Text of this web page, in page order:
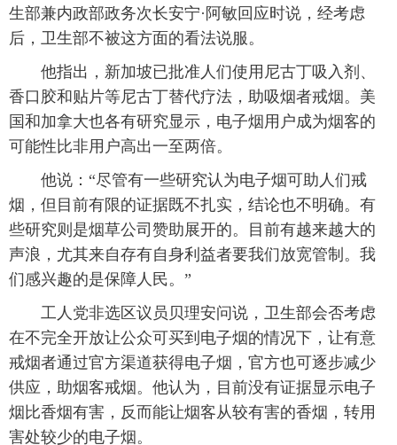
生部兼内政部政务次长安宁·阿敏回应时说，经考虑
后，卫生部不被这方面的看法说服。
他指出，新加坡已批准人们使用尼古丁吸入剂、
香口胶和贴片等尼古丁替代疗法，助吸烟者戒烟。美
国和加拿大也各有研究显示，电子烟用户成为烟客的
可能性比非用户高出一至两倍。
他说：“尽管有一些研究认为电子烟可助人们戒
烟，但目前有限的证据既不扎实，结论也不明确。有
些研究则是烟草公司赞助展开的。目前有越来越大的
声浪，尤其来自存有自身利益者要我们放宽管制。我
们感兴趣的是保障人民。”
工人党非选区议员贝理安问说，卫生部会否考虑
在不完全开放让公众可买到电子烟的情况下，让有意
戒烟者通过官方渠道获得电子烟，官方也可逐步减少
供应，助烟客戒烟。他认为，目前没有证据显示电子
烟比香烟有害，反而能让烟客从较有害的香烟，转用
害处较少的电子烟。